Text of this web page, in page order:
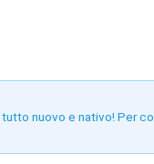
nuovo e nativo! Per